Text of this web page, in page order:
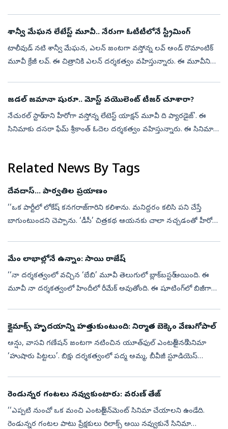
శాన్వీ మేఘన లేటేస్ట్ మూవీ.. నేరుగా ఓటీటీలోనే స్ట్రీమింగ్
టాలీవుడ్ నటి శాన్వీ మేఘన, ఎలన్ జంటగా వస్తోన్న లవ్ అండ్ రొమాంటిక్
మూవీ క్రేజీ లవ్. ఈ చిత్రానికి ఎలన్ దర్శకత్వం వహిస్తున్నారు. ఈ మూవీని
జడల్ జమానా షురూ.. మోస్ట్ వయొలెంట్‌ టీజర్‌ చూశారా?
నేచురల్ స్టార్ నాని హీరోగా వస్తోన్న లేటెస్ట్ యాక్షన్‌ మూవీ ది ప్యారడైజ్'. ఈ
సినిమాకు దసరా ఫేమ్ శ్రీకాంత్ ఓదెల దర్శకత్వం వహిస్తున్నారు. ఈ సినిమా
Related News By Tags
దేవదాస్‌... పార్వతిల ప్రయాణం
‘‘ఒక పార్టీలో లోకేష్‌ కనగరాజ్‌గారిని కలిశాను. మనిద్దరం కలిసి పని చేస్తే
బాగుంటుందని చెప్పాను. ‘డీసీ’ చిత్రకథ ఆయనకు చాలా నచ్చడంతో హీరోగా
మేం లాభాల్లోనే ఉన్నాం: సాయి రాజేష్‌
‘‘నా దర్శకత్వంలో వచ్చిన ‘బేబి’ మూవీ తెలుగులో బ్లాక్‌బస్టర్‌ అయింది. ఈ
మూవీ నా దర్శకత్వంలో హిందీలో రీమేక్‌ అవుతోంది. ఈ షూటింగ్‌లో బిజీగా
క్లైమాక్స్‌ హృదయాన్ని హత్తుకుంటుంది: నిర్మాత బెక్కెం వేణుగోపాల్‌
అన్షు, వాసవి గణేషన్‌ జంటగా నటించిన యూత్‌ఫుల్‌ ఎంటర్‌టైనర్‌ సినిమా
‘హుషారు పిట్టలు’. బిక్షు దర్శకత్వంలో పద్మ అమ్మ, బీవీజీ స్టూడియెస్‌
రెండున్నర గంటలు నవ్వుకుంటారు: వరుణ్‌ తేజ్‌
‘‘ఎప్పటి నుంచో ఒక మంచి ఎంటర్‌టైన్‌మెంట్‌ సినిమా చేయాలని ఉండేది.
రెండున్నర గంటల పాటు ప్రేక్షకులు రిలాక్స్‌ అయి నవ్వుకునే సినిమా